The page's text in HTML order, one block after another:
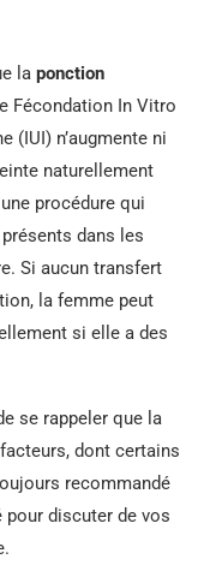
la ponction
Fécondation In Vitro
(IUI) n’augmente ni
naturellement
procédure qui
dans les
Si aucun transfert
la femme peut
si elle a des
se rappeler que la
dont certains
recommandé
discuter de vos